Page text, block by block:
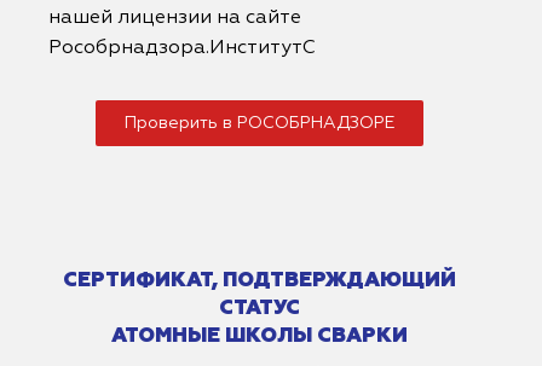
нашей лицензии на сайте
Рособрнадзора.ИнститутС
Проверить в РОСОБРНАДЗОРЕ
СЕРТИФИКАТ, ПОДТВЕРЖДАЮЩИЙ
СТАТУС
АТОМНЫЕ ШКОЛЫ СВАРКИ